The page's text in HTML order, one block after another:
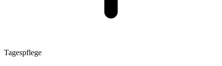
Tagespflege